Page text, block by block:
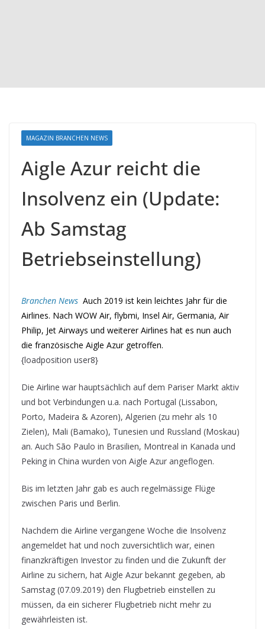
MAGAZIN BRANCHEN NEWS
Aigle Azur reicht die
Insolvenz ein (Update:
Ab Samstag
Betriebseinstellung)
Branchen News Auch 2019 ist kein leichtes Jahr für die
Airlines. Nach WOW Air, flybmi, Insel Air, Germania, Air
Philip, Jet Airways und weiterer Airlines hat es nun auch
die französische Aigle Azur getroffen.
{loadposition user8}
Die Airline war hauptsächlich auf dem Pariser Markt aktiv
und bot Verbindungen u.a. nach Portugal (Lissabon,
Porto, Madeira & Azoren), Algerien (zu mehr als 10
Zielen), Mali (Bamako), Tunesien und Russland (Moskau)
an. Auch São Paulo in Brasilien, Montreal in Kanada und
Peking in China wurden von Aigle Azur angeflogen.
Bis im letzten Jahr gab es auch regelmässige Flüge
zwischen Paris und Berlin.
Nachdem die Airline vergangene Woche die Insolvenz
angemeldet hat und noch zuversichtlich war, einen
finanzkräftigen Investor zu finden und die Zukunft der
Airline zu sichern, hat Aigle Azur bekannt gegeben, ab
Samstag (07.09.2019) den Flugbetrieb einstellen zu
müssen, da ein sicherer Flugbetrieb nicht mehr zu
gewährleisten ist.